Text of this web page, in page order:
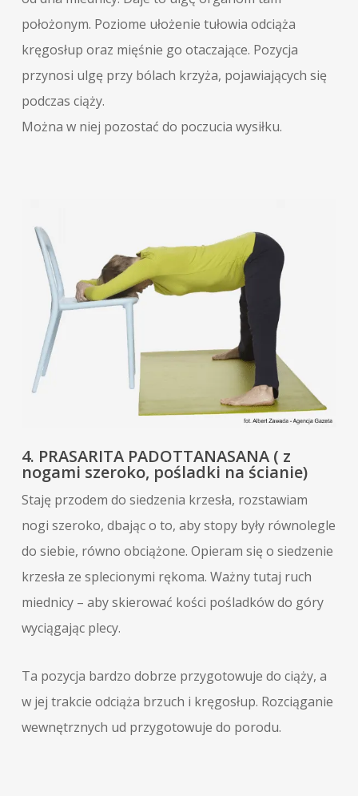
położonym. Poziome ułożenie tułowia odciąża
kręgosłup oraz mięśnie go otaczające. Pozycja
przynosi ulgę przy bólach krzyża, pojawiających się
podczas ciąży.
Można w niej pozostać do poczucia wysiłku.
4. PRASARITA PADOTTANASANA ( z
nogami szeroko, pośladki na ścianie)
Staję przodem do siedzenia krzesła, rozstawiam
nogi szeroko, dbając o to, aby stopy były równolegle
do siebie, równo obciążone. Opieram się o siedzenie
krzesła ze splecionymi rękoma. Ważny tutaj ruch
miednicy – aby skierować kości pośladków do góry
wyciągając plecy.
Ta pozycja bardzo dobrze przygotowuje do ciąży, a
w jej trakcie odciąża brzuch i kręgosłup. Rozciąganie
wewnętrznych ud przygotowuje do porodu.